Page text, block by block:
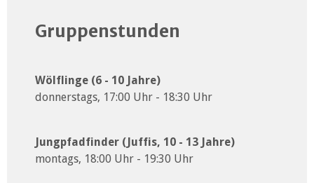
Gruppenstunden
Wölflinge (6 - 10 Jahre)
donnerstags, 17:00 Uhr - 18:30 Uhr
Jungpfadfinder (Juffis, 10 - 13 Jahre)
montags, 18:00 Uhr - 19:30 Uhr